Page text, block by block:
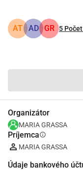
AT AD GR 5
Organizátor
MARIA GRASSA
Príjemcainfo
MARIA GRASSA
Údaje bankového